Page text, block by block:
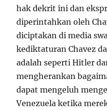
hak dekrit ini dan
diperintahkan oleh
diciptakan di media
kediktaturan Chavez
adalah seperti Hitler
mengherankan
dapat mengeluh
Venezuela ketika